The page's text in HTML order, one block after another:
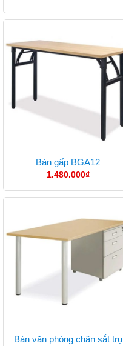
Bàn gấp BGA12
1.480.000₫
Bàn văn phòng chân sắt trụ